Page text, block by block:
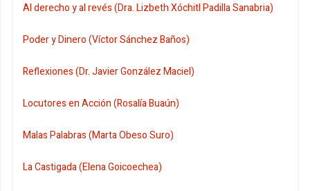
Al derecho y al revés (Dra. Lizbeth Xóchitl Padilla Sanabria)
Poder y Dinero (Víctor Sánchez Baños)
Reflexiones (Dr. Javier González Maciel)
Locutores en Acción (Rosalía Buaún)
Malas Palabras (Marta Obeso Suro)
La Castigada (Elena Goicoechea)